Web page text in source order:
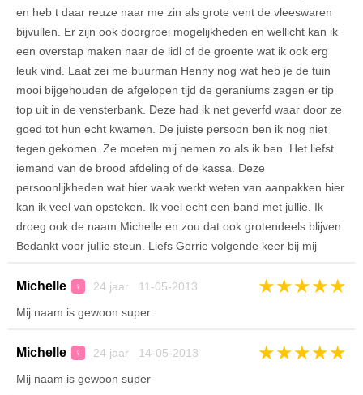
en heb t daar reuze naar me zin als grote vent de vleeswaren
bijvullen. Er zijn ook doorgroei mogelijkheden en wellicht kan ik
een overstap maken naar de lidl of de groente wat ik ook erg
leuk vind. Laat zei me buurman Henny nog wat heb je de tuin
mooi bijgehouden de afgelopen tijd de geraniums zagen er tip
top uit in de vensterbank. Deze had ik net geverfd waar door ze
goed tot hun echt kwamen. De juiste persoon ben ik nog niet
tegen gekomen. Ze moeten mij nemen zo als ik ben. Het liefst
iemand van de brood afdeling of de kassa. Deze
persoonlijkheden wat hier vaak werkt weten van aanpakken hier
kan ik veel van opsteken. Ik voel echt een band met jullie. Ik
droeg ook de naam Michelle en zou dat ook grotendeels blijven.
Bedankt voor jullie steun. Liefs Gerrie volgende keer bij mij
Michelle ♀ 24 jaar 11-05-2013 ★★★★★
Mij naam is gewoon super
Michelle ♀ 24 jaar 14-05-2013 ★★★★★
Mij naam is gewoon super